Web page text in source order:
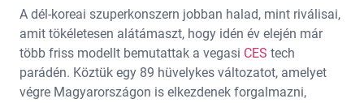
A dél-koreai szuperkonszern jobban halad, mint riválisai,
amit tökéletesen alátámaszt, hogy idén év elején már
több friss modellt bemutattak a vegasi CES tech
parádén. Köztük egy 89 hüvelykes változatot, amelyet
végre Magyarországon is elkezdenek forgalmazni,